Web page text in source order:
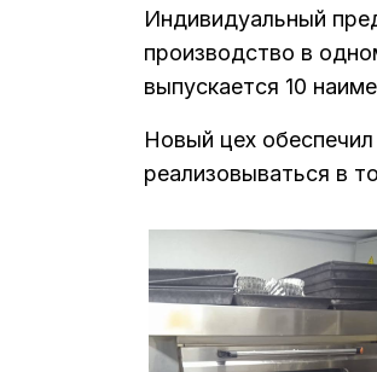
Индивидуальный
производство в
выпускается 10
Новый цех
реализовываться в